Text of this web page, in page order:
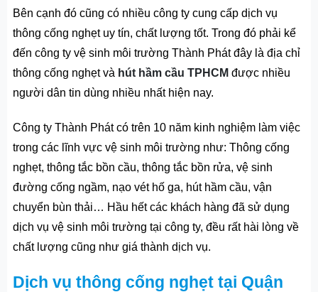
Bên cạnh đó cũng có nhiều công ty cung cấp dịch vụ
thông cống nghẹt uy tín, chất lượng tốt. Trong đó phải kể
đến công ty vệ sinh môi trường Thành Phát đây là địa chỉ
thông cống nghẹt và hút hầm cầu TPHCM được nhiều
người dân tin dùng nhiều nhất hiện nay.
Công ty Thành Phát có trên 10 năm kinh nghiệm làm việc
trong các lĩnh vực vệ sinh môi trường như: Thông cống
nghẹt, thông tắc bồn cầu, thông tắc bồn rửa, vệ sinh
đường cống ngầm, nạo vét hố ga, hút hầm cầu, vận
chuyển bùn thải… Hầu hết các khách hàng đã sử dụng
dịch vụ vệ sinh môi trường tại công ty, đều rất hài lòng về
chất lượng cũng như giá thành dịch vụ.
Dịch vụ thông cống nghẹt tại Quận